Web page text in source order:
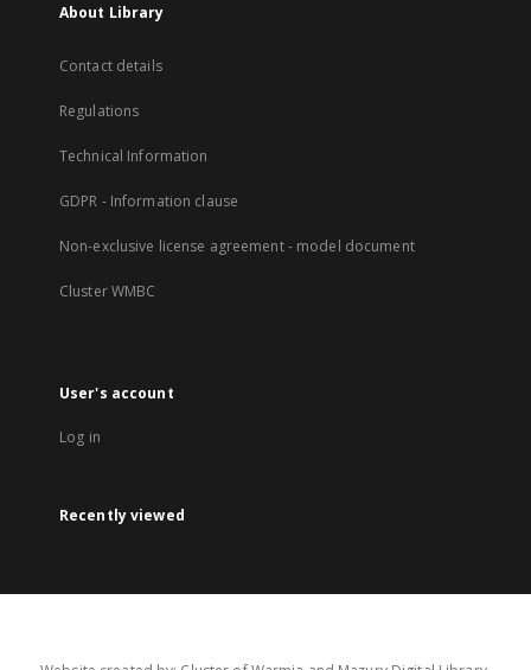
About Library
Contact details
Regulations
Technical Information
GDPR - Information clause
Non-exclusive license agreement - model document
Cluster WMBC
User's account
Log in
Recently viewed